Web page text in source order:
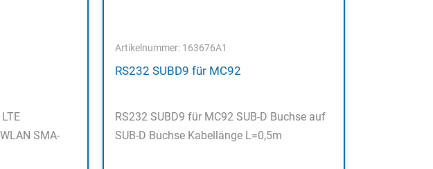
SMA-
Artikelnummer: 163676A1
RS232 SUBD9 für MC92
RS232 SUBD9 für MC92 SUB-D Buchse auf
SUB-D Buchse Kabellänge L=0,5m